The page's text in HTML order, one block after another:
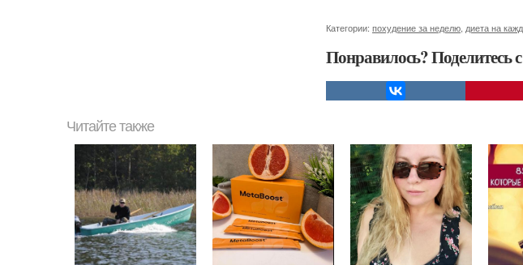
Категории: похудение за неделю диета на
Понравилось? Поделитесь
Читайте также